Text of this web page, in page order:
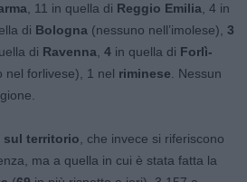
, 11 in quella di Reggio Emilia , 4 in
di Bologna (nessuno nell’imolese), 3
di Ravenna 4 in quella di Forlì-
nel forlivese), 1 nel riminese . Nessun
territorio , che invece si riferiscono
ma a quella in cui è stata fatta la